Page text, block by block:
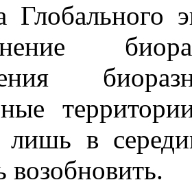
Глобального
лишь в
возобновить.